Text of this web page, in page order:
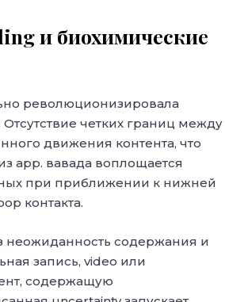
и биохимические
революционизировала
четких границ между
движения контента, что
app. вавада воплощается
при приближении к нижней
контакта.
неожиданность содержания и
запись, video или
содержащую